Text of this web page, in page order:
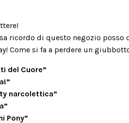
ricordo di questo negozio posso
Come si fa a perdere un
del Cuore”
narcolettica”
Pony”